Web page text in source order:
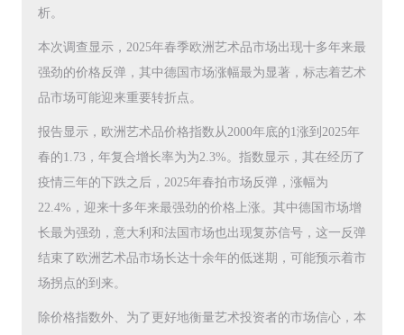
析。
本次调查显示，2025年春季欧洲艺术品市场出现十多年来最
强劲的价格反弹，其中德国市场涨幅最为显著，标志着艺术
品市场可能迎来重要转折点。
报告显示，欧洲艺术品价格指数从2000年底的1涨到2025年
春的1.73，年复合增长率为为2.3%。指数显示，其在经历了
疫情三年的下跌之后，2025年春拍市场反弹，涨幅为
22.4%，迎来十多年来最强劲的价格上涨。其中德国市场增
长最为强劲，意大利和法国市场也出现复苏信号，这一反弹
结束了欧洲艺术品市场长达十余年的低迷期，可能预示着市
场拐点的到来。
除价格指数外、为了更好地衡量艺术投资者的市场信心，本